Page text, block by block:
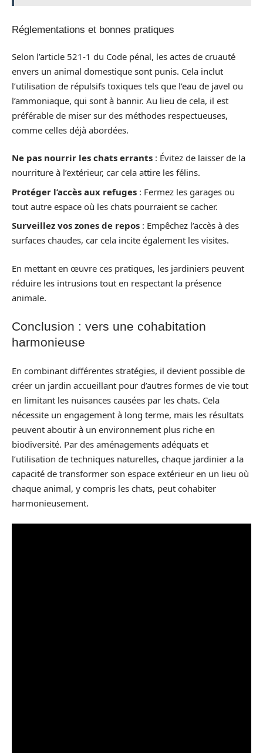
Réglementations et bonnes pratiques
Selon l’article 521-1 du Code pénal, les actes de cruauté
envers un animal domestique sont punis. Cela inclut
l’utilisation de répulsifs toxiques tels que l’eau de javel ou
l’ammoniaque, qui sont à bannir. Au lieu de cela, il est
préférable de miser sur des méthodes respectueuses,
comme celles déjà abordées.
Ne pas nourrir les chats errants : Évitez de laisser de la
nourriture à l’extérieur, car cela attire les félins.
Protéger l’accès aux refuges : Fermez les garages ou
tout autre espace où les chats pourraient se cacher.
Surveillez vos zones de repos : Empêchez l’accès à des
surfaces chaudes, car cela incite également les visites.
En mettant en œuvre ces pratiques, les jardiniers peuvent
réduire les intrusions tout en respectant la présence
animale.
Conclusion : vers une cohabitation
harmonieuse
En combinant différentes stratégies, il devient possible de
créer un jardin accueillant pour d’autres formes de vie tout
en limitant les nuisances causées par les chats. Cela
nécessite un engagement à long terme, mais les résultats
peuvent aboutir à un environnement plus riche en
biodiversité. Par des aménagements adéquats et
l’utilisation de techniques naturelles, chaque jardinier a la
capacité de transformer son espace extérieur en un lieu où
chaque animal, y compris les chats, peut cohabiter
harmonieusement.